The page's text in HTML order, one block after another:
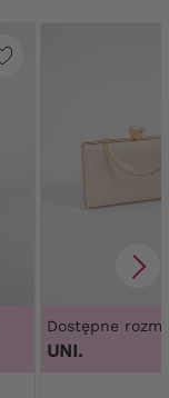
Dostępne
UNI.